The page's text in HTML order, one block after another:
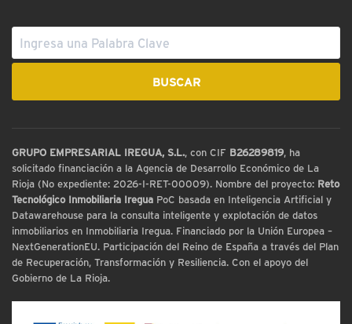
GRUPO EMPRESARIAL IREGUA, S.L., con CIF B26289819, ha
solicitado financiación a la Agencia de Desarrollo Económico de La
Rioja (No expediente: 2026-I-RET-00009). Nombre del proyecto: Reto
Tecnológico Inmobiliaria Iregua PoC basada en Inteligencia Artificial y
Datawarehouse para la consulta inteligente y explotación de datos
inmobiliarios en Inmobiliaria Iregua. Financiado por la Unión Europea –
NextGenerationEU. Participación del Reino de España a través del Plan
de Recuperación, Transformación y Resiliencia. Con el apoyo del
Gobierno de La Rioja.